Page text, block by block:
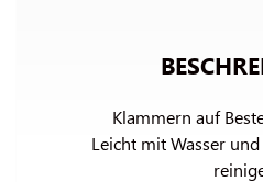
Klammern auf
Leicht mit Wasser